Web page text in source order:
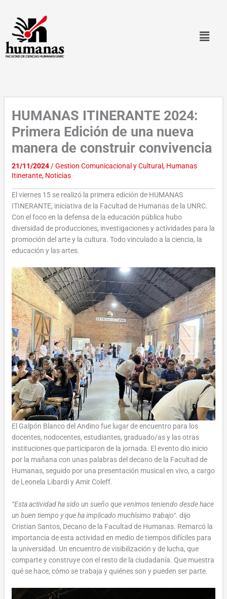
contenido
HUMANAS ITINERANTE 2024:
Primera Edición de una nueva
manera de construir convivencia
21/11/2024/Gestion Comunicacional y Cultural, Humanas
Itinerante, Noticias
El viernes 15 se realizó la primera edición de HUMANAS
ITINERANTE, iniciativa de la Facultad de Humanas de la UNRC.
Con el foco en la defensa de la educación pública hubo
diversidad de producciones, investigaciones y actividades para la
promoción del arte y la cultura. Todo vinculado a la ciencia, la
educación y las artes.
El Galpón Blanco del Andino fue lugar de encuentro para los
docentes, nodocentes, estudiantes, graduado/as y las otras
instituciones que participaron de la jornada. El evento dio inicio
por la mañana con unas palabras del decano de la Facultad de
Humanas, seguido por una presentación musical en vivo, a cargo
de Leonela Libardi y Amir Coleff.
“Esta actividad ha sido un sueño que venimos teniendo desde hace
un buen tiempo y que ha implicado muchísimo trabajo“. dijo
Cristian Santos, Decano de la Facultad de Humanas. Remarcó la
importancia de esta actividad en medio de tiempos difíciles para
la universidad. Un encuentro de visibilización y de lucha, que
comparte y construye con el resto de la ciudadanía. Que muestra
qué se hace, cómo se trabaja y quiénes son y pueden ser parte.